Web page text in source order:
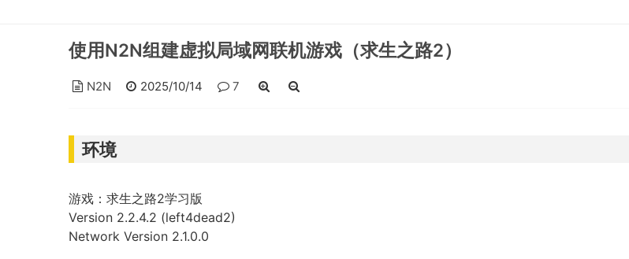
使用N2N组建虚拟局域网联机游戏（求生之路2）
N2N 2025/10/14 7
环境
游戏：求生之路2学习版
Version 2.2.4.2 (left4dead2)
Network Version 2.1.0.0